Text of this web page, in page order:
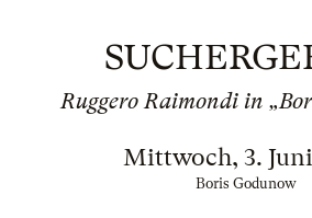
Ruggero Raimondi in
Mittwoch, 3.
Boris Godunow